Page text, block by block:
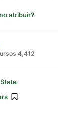
atribuir?
4,412